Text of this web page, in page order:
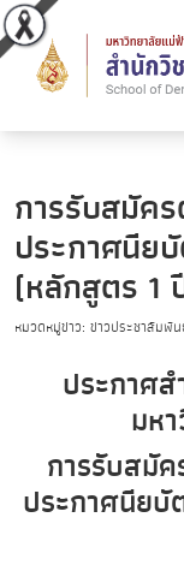
การรับสมัค
ประกาศนีย
(หลักสูตร 1
หมวดหมู่ข่าว: ข่าวประชาสัมพัน
ประกาศ
มห
การรับสมั
ประกาศนีย